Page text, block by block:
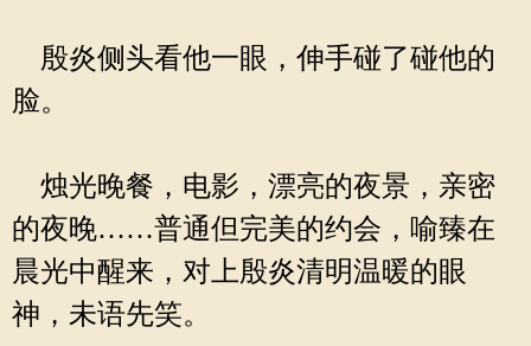
殷炎侧头看他一眼，伸手碰了碰他的
脸。
烛光晚餐，电影，漂亮的夜景，亲密
的夜晚……普通但完美的约会，喻臻在
晨光中醒来，对上殷炎清明温暖的眼
神，未语先笑。